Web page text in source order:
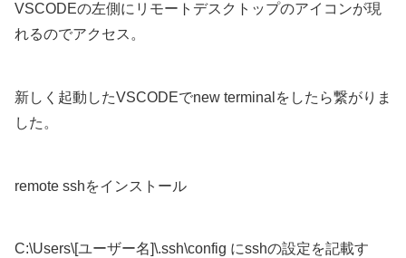
VSCODEの左側にリモートデスクトップのアイコンが現
れるのでアクセス。
新しく起動したVSCODEでnew terminalをしたら繋がりま
した。
remote sshをインストール
C:\Users\[ユーザー名]\.ssh\config にsshの設定を記載す